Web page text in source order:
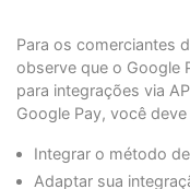
"name":
},
},
Para os comerciantes
observe que o Google
para integrações via
Google Pay, você
Integrar o método
Adaptar sua